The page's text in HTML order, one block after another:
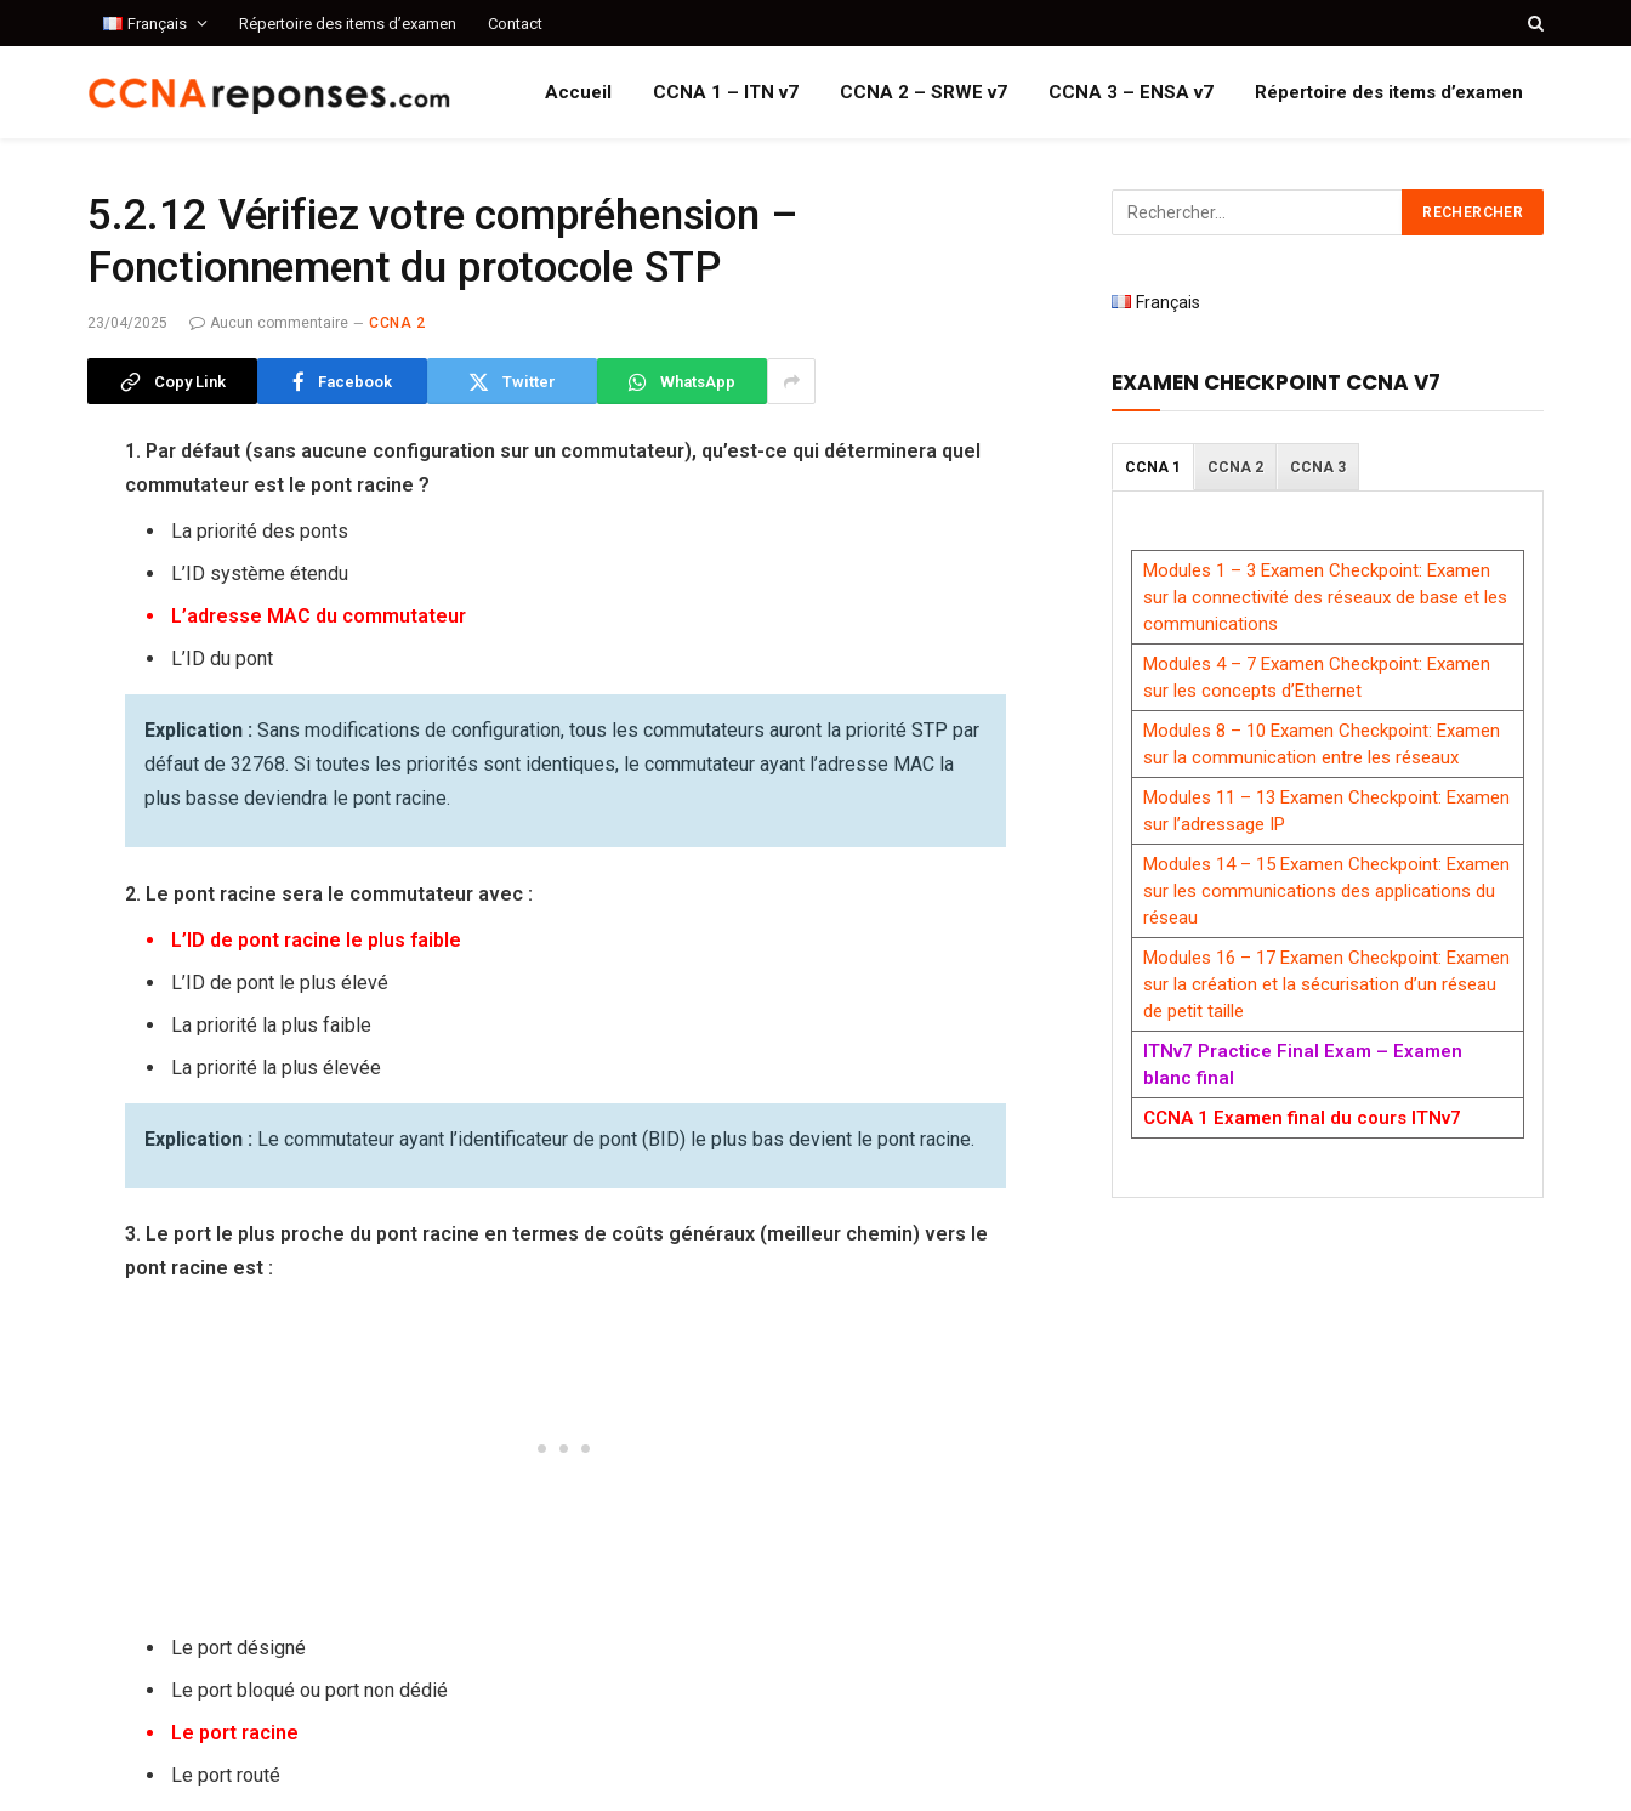
Français Répertoire des items d’examen Contact
Accueil CCNA 1 – ITN v7 CCNA 2 – SRWE v7 CCNA 3 – ENSA v7 Répertoire des items d’examen
5.2.12 Vérifiez votre compréhension –
Fonctionnement du protocole STP
23/04/2025 Aucun commentaire CCNA 2
Copy Link Facebook Twitter WhatsApp
1. Par défaut (sans aucune configuration sur un commutateur), qu’est-ce qui déterminera quel
commutateur est le pont racine ?
La priorité des ponts
L’ID système étendu
L’adresse MAC du commutateur
L’ID du pont
Explication : Sans modifications de configuration, tous les commutateurs auront la priorité STP par
défaut de 32768. Si toutes les priorités sont identiques, le commutateur ayant l’adresse MAC la
plus basse deviendra le pont racine.
2. Le pont racine sera le commutateur avec :
L’ID de pont racine le plus faible
L’ID de pont le plus élevé
La priorité la plus faible
La priorité la plus élevée
Explication : Le commutateur ayant l’identificateur de pont (BID) le plus bas devient le pont racine.
3. Le port le plus proche du pont racine en termes de coûts généraux (meilleur chemin) vers le
pont racine est :
Le port désigné
Le port bloqué ou port non dédié
Le port racine
Le port routé
Français
EXAMEN CHECKPOINT CCNA V7
CCNA 1 CCNA 2 CCNA 3
Modules 1 – 3 Examen Checkpoint: Examen
sur la connectivité des réseaux de base et les
communications
Modules 4 – 7 Examen Checkpoint: Examen
sur les concepts d’Ethernet
Modules 8 – 10 Examen Checkpoint: Examen
sur la communication entre les réseaux
Modules 11 – 13 Examen Checkpoint: Examen
sur l’adressage IP
Modules 14 – 15 Examen Checkpoint: Examen
sur les communications des applications du
réseau
Modules 16 – 17 Examen Checkpoint: Examen
sur la création et la sécurisation d’un réseau
de petit taille
ITNv7 Practice Final Exam – Examen
blanc final
CCNA 1 Examen final du cours ITNv7